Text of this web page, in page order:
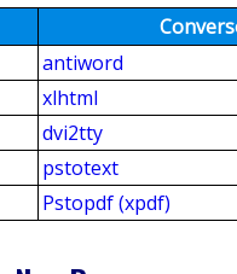
antiword
xlhtml
dvi2tty
pstotext
Pstopdf (xpdf)